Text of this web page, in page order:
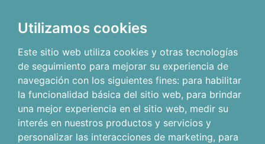
Utilizamos cookies
Este sitio web utiliza cookies y otras tecnologías
de seguimiento para mejorar su experiencia de
navegación con los siguientes fines: para habilitar
la funcionalidad básica del sitio web, para brindar
una mejor experiencia en el sitio web, medir su
interés en nuestros productos y servicios y
personalizar las interacciones de marketing, para